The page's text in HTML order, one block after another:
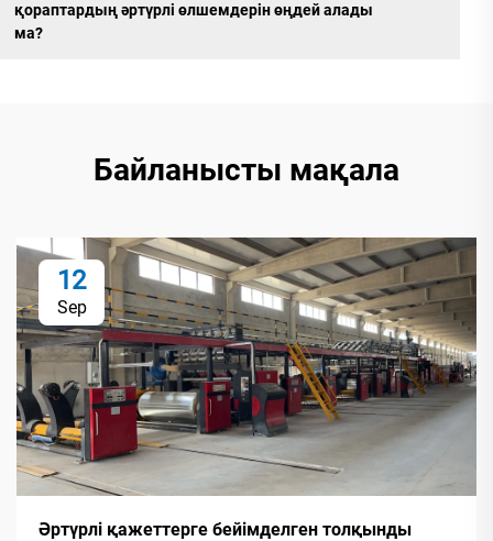
қораптардың әртүрлі өлшемдерін өңдей алады
ма?
Байланысты мақала
12
Sep
Әртүрлі қажеттерге бейімделген толқынды